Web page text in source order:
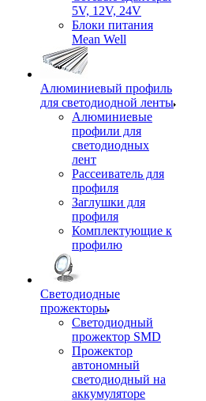
5V, 12V, 24V
Блоки питания
Mean Well
Алюминиевый профиль
для светодиодной ленты
Алюминиевые
профили для
светодиодных
лент
Рассеиватель для
профиля
Заглушки для
профиля
Комплектующие к
профилю
Светодиодные
прожекторы
Светодиодный
прожектор SMD
Прожектор
автономный
светодиодный на
аккумуляторе